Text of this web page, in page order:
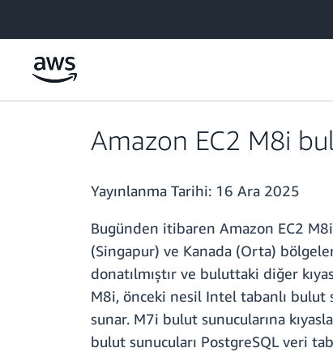
Amazon EC2 M8i
Yayınlanma Tarihi: 16 Ara 2025
Bugünden itibaren Amazon EC2
(Singapur) ve Kanada (Orta)
donatılmıştır ve buluttaki diğer
M8i, önceki nesil Intel tabanlı bulut
sunar. M7i bulut sunucularına
bulut sunucuları PostgreSQL veri